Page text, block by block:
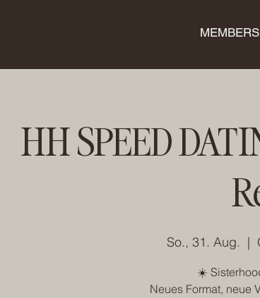
HH SPEED
So., 31. Aug.
  |
☀️
Neues Format, neue